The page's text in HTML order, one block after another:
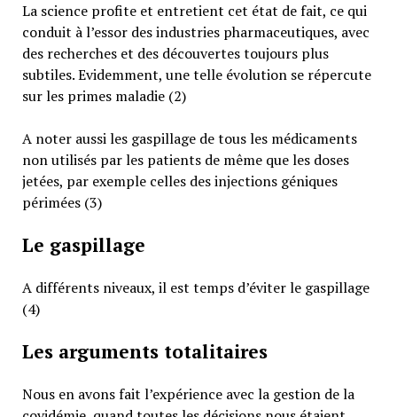
La science profite et entretient cet état de fait, ce qui
conduit à l’essor des industries pharmaceutiques, avec
des recherches et des découvertes toujours plus
subtiles. Evidemment, une telle évolution se répercute
sur les primes maladie (2)
A noter aussi les gaspillage de tous les médicaments
non utilisés par les patients de même que les doses
jetées, par exemple celles des injections géniques
périmées (3)
Le gaspillage
A différents niveaux, il est temps d’éviter le gaspillage
(4)
Les arguments totalitaires
Nous en avons fait l’expérience avec la gestion de la